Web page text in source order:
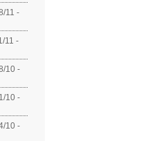
11 -
11 -
10 -
10 -
10 -